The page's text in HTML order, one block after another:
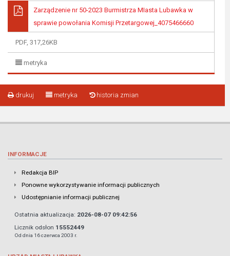
Zarządzenie nr 50-2023 Burmistrza MIasta Lubawka w
sprawie powołania Komisji Przetargowej_4075466660
PDF, 317,26KB
metryka
drukuj metryka historia zmian
INFORMACJE
Redakcja BIP
Ponowne wykorzystywanie informacji publicznych
Udostępnianie informacji publicznej
Ostatnia aktualizacja: 2026-08-07 09:42:56
Licznik odsłon 15552449
Od dnia 16 czerwca 2003 r.